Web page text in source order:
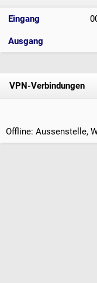
Eingang
Ausgang
VPN-Verbindungen
Offline: Aussenstelle,